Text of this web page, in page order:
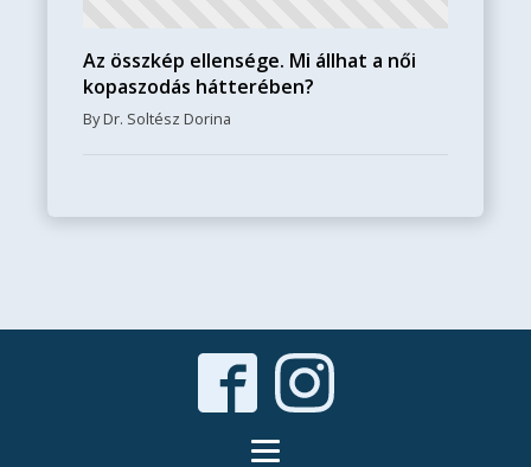
Az összkép ellensége. Mi állhat a női
kopaszodás hátterében?
By Dr. Soltész Dorina